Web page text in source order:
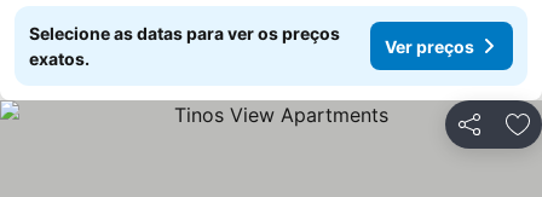
Selecione as datas para ver os preços
exatos.
Ver preços
Partilhar